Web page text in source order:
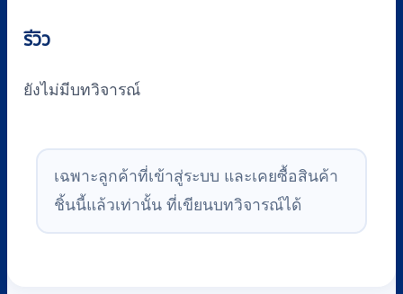
รีวิว
ยังไม่มีบทวิจารณ์
เฉพาะลูกค้าที่เข้าสู่ระบบ และเคยซื้อสินค้า
ชิ้นนี้แล้วเท่านั้น ที่เขียนบทวิจารณ์ได้